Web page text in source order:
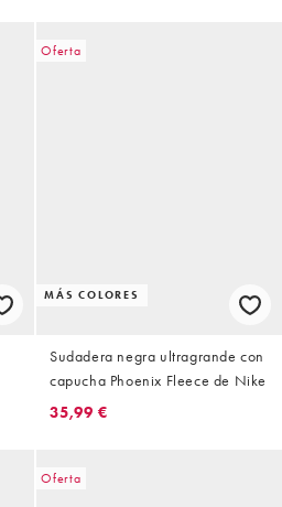
Oferta
MÁS COLORES
Sudadera negra ultragrande con
capucha Phoenix Fleece de Nike
35,99 €
Oferta